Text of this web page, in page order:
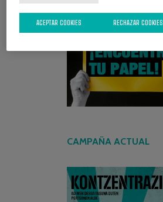
ENCUENTRA TU PAPEL
CAMPAÑA ACTUAL
RECHAZAR COOKIES
ACEPTAR COOKIES